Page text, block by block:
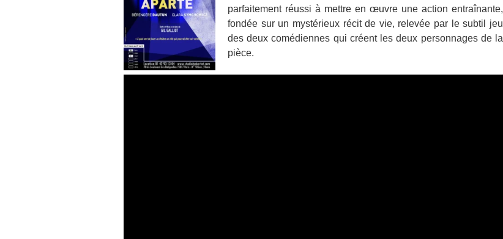
parfaitement réussi à mettre en œuvre une action entraînante,
fondée sur un mystérieux récit de vie, relevée par le subtil jeu
des deux comédiennes qui créent les deux personnages de la
pièce.